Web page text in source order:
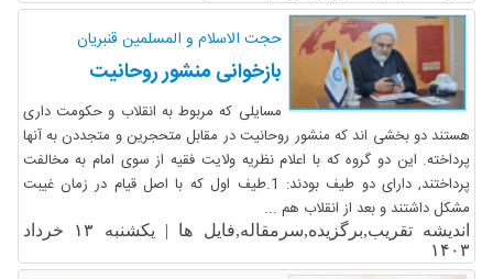
حجت الاسلام و المسلمین قنبریان
بازخوانی منشور روحانیت
مسایلی که مربوط به انقلاب و حکومت داری
هستند دو بخشی اند که منشور روحانیت در مقابل متحجرین و متجددن به آنها
پرداخته. این دو گروه که با اعلام نظریه ولایت فقیه از سوی امام به مخالفت
پرداختند, دارای دو طیف بودند: 1.طیف اول که با اصل قیام در زمان غیبت
مشکل داشتند و بعد از انقلاب هم ...
اندیشه تقریب,برگزیده,سرمقاله,فایل ها |
یکشنبه ۱۳ خرداد
۱۴۰۳